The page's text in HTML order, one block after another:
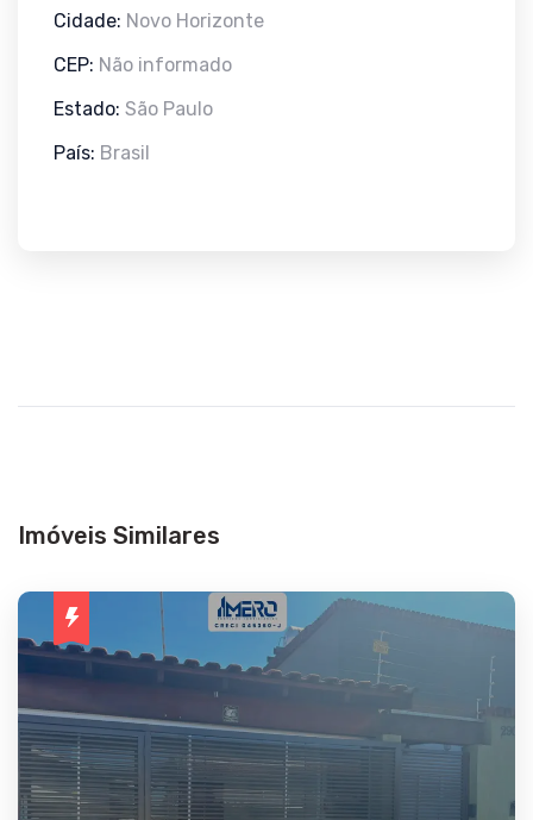
Cidade: Novo Horizonte
CEP: Não informado
Estado: São Paulo
País: Brasil
Imóveis Similares